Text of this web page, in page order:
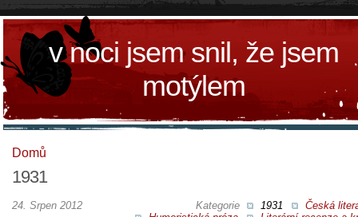
v noci jsem snil, že jsem
motýlem
Domů
1931
Kategorie 1931
Česká
24. Srpen 2012